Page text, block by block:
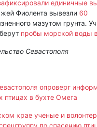
единичные
Фиолента вывезли 60
мазутом грунта.
пробы морской воды
Севастополя
опроверг
птицах в бухте Омега
крае ученые и